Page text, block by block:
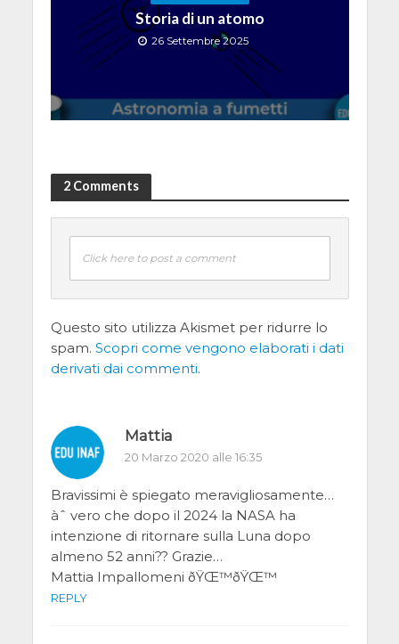
Storia di un atomo
26 Settembre 2025
2 Comments
Click here to post a comment
Questo sito utilizza Akismet per ridurre lo
spam. Scopri come vengono elaborati i dati
derivati dai commenti.
Mattia
20 Marzo 2020 alle 16:35
Bravissimi è spiegato meravigliosamente…
àˆ vero che dopo il 2024 la NASA ha
intenzione di ritornare sulla Luna dopo
almeno 52 anni?? Grazie…
Mattia Impallomeni ðŸŒ™ðŸŒ™
REPLY